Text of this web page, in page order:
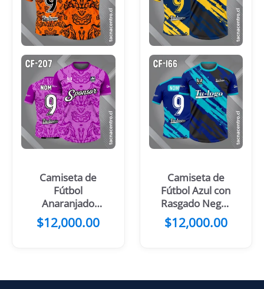
Camiseta de
Fútbol
Anaranjado
con Mangas y
Manchas
$12,000.00
Camiseta de
Fútbol Azul con
Rasgado Negro
y Amarillo
$12,000.00